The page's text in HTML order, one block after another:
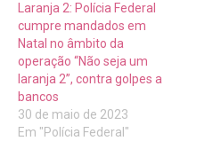
Laranja 2: Polícia Federal
cumpre mandados em
Natal no âmbito da
operação “Não seja um
laranja 2”, contra golpes a
bancos
30 de maio de 2023
Em "Polícia Federal"